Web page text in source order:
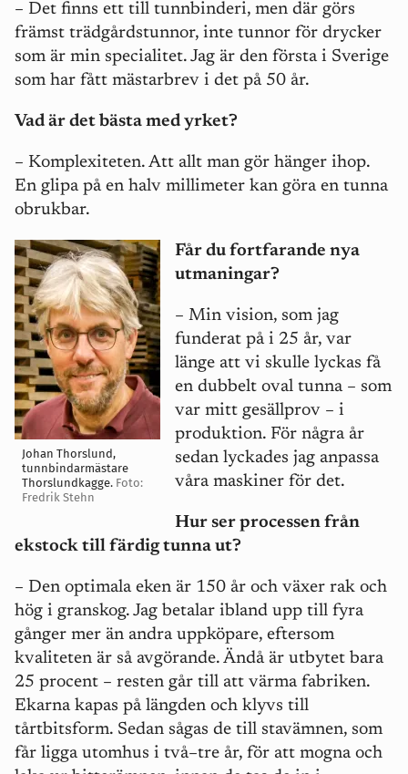
– Det finns ett till tunnbinderi, men där görs
främst trädgårdstunnor, inte tunnor för drycker
som är min specialitet. Jag är den första i Sverige
som har fått mästarbrev i det på 50 år.
Vad är det bästa med yrket?
– Komplexiteten. Att allt man gör hänger ihop.
En glipa på en halv millimeter kan göra en tunna
obrukbar.
Johan Thorslund,
tunnbindarmästare
Thorslundkagge. Foto:
Fredrik Stehn
Får du fortfarande nya
utmaningar?
– Min vision, som jag
funderat på i 25 år, var
länge att vi skulle lyckas få
en dubbelt oval tunna – som
var mitt gesällprov – i
produktion. För några år
sedan lyckades jag anpassa
våra maskiner för det.
Hur ser processen från
ekstock till färdig tunna ut?
– Den optimala eken är 150 år och växer rak och
hög i granskog. Jag betalar ibland upp till fyra
gånger mer än andra uppköpare, eftersom
kvaliteten är så avgörande. Ändå är utbytet bara
25 procent – resten går till att värma fabriken.
Ekarna kapas på längden och klyvs till
tårtbitsform. Sedan sågas de till stavämnen, som
får ligga utomhus i två–tre år, för att mogna och